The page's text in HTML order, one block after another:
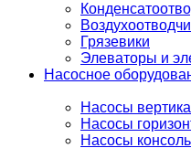
Грязевики
Элеваторы и
Насосное
Насосы
Насосы
Насосы